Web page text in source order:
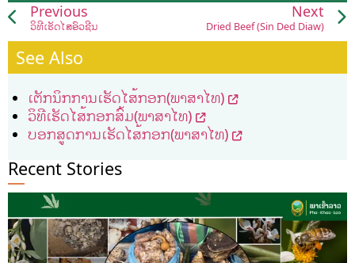
Previous
ວິທີເຮັດໄສ້ອົ່ວຊີ້ນ
Next
Dried Beef (Sin Ded Diaw)
See Also
ເຕັກນິກການເຮັດໄສ້ກອກ(ພາສາໄທ)
ວິທີເຮັດໄສ້ກອກສົ້ມ(ພາສາໄທ)
ບອກສູດການເຮັດໄສ້ກອກ(ພາສາໄທ)
Recent Stories